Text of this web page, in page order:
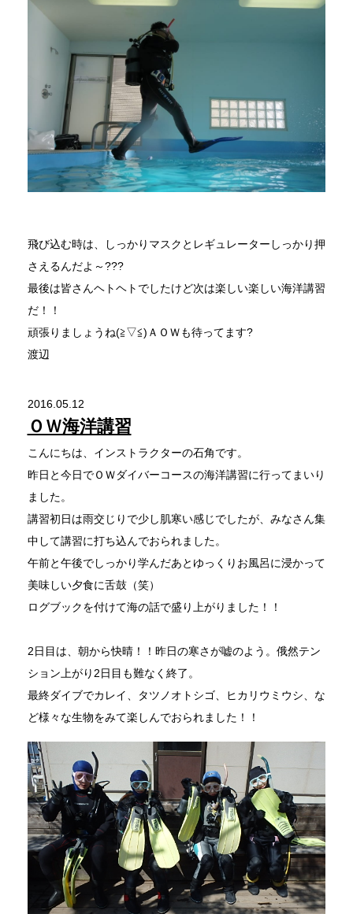
飛び込む時は、しっかりマスクとレギュレーターしっかり押
さえるんだよ～???
最後は皆さんヘトヘトでしたけど次は楽しい楽しい海洋講習
だ！！
頑張りましょうね(≧▽≦)ＡＯＷも待ってます?
渡辺
2016.05.12
ＯＷ海洋講習
こんにちは、インストラクターの石角です。
昨日と今日でＯＷダイバーコースの海洋講習に行ってまいり
ました。
講習初日は雨交じりで少し肌寒い感じでしたが、みなさん集
中して講習に打ち込んでおられました。
午前と午後でしっかり学んだあとゆっくりお風呂に浸かって
美味しい夕食に舌鼓（笑）
ログブックを付けて海の話で盛り上がりました！！
2日目は、朝から快晴！！昨日の寒さが嘘のよう。俄然テン
ション上がり2日目も難なく終了。
最終ダイブでカレイ、タツノオトシゴ、ヒカリウミウシ、な
ど様々な生物をみて楽しんでおられました！！